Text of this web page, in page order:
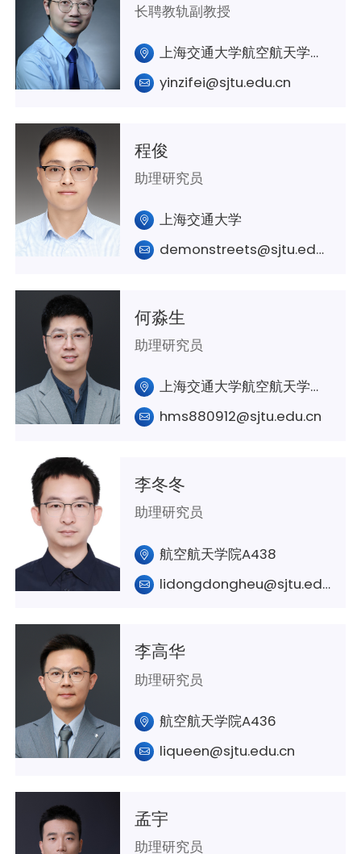
长聘教轨副教授
上海交通大学航空航天学院A346
yinzifei@sjtu.edu.cn
程俊
助理研究员
上海交通大学
demonstreets@sjtu.edu.cn
何淼生
助理研究员
上海交通大学航空航天学院A438室
hms880912@sjtu.edu.cn
李冬冬
助理研究员
航空航天学院A438
lidongdongheu@sjtu.edu.cn
李高华
助理研究员
航空航天学院A436
liqueen@sjtu.edu.cn
孟宇
助理研究员